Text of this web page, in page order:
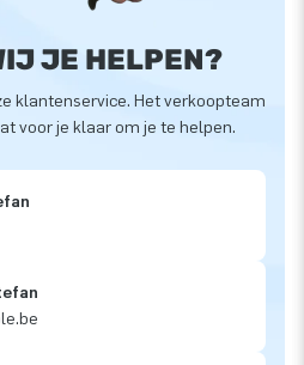
JE HELPEN?
klantenservice. Het verkoopteam
voor je klaar om je te helpen.